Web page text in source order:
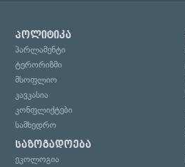
პოლიტიკა
პარლამენტი
ტერორიზმი
მსოფლიო
კავკასია
კონფლიქტები
სამხედრო
საზოგადოება
ეკოლოგია